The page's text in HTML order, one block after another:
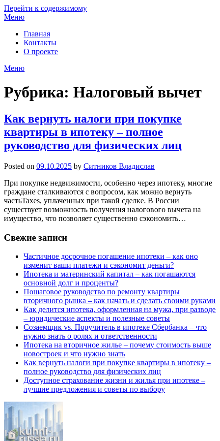
Перейти к содержимому
Меню
Главная
Контакты
О проекте
Меню
Рубрика: Налоговый вычет
Как вернуть налоги при покупке
квартиры в ипотеку – полное
руководство для физических лиц
Posted on 09.10.2025 by Ситников Владислав
При покупке недвижимости, особенно через ипотеку, многие
граждане сталкиваются с вопросом, как можно вернуть
частьTaxes, уплаченных при такой сделке. В России
существует возможность получения налогового вычета на
имущество, что позволяет существенно сэкономить…
Свежие записи
Частичное досрочное погашение ипотеки – как оно
изменит ваши платежи и сэкономит деньги?
Ипотека и материнский капитал – как погашаются
основной долг и проценты?
Пошаговое руководство по ремонту квартиры
вторичного рынка – как начать и сделать своими руками
Как делится ипотека, оформленная на мужа, при разводе
– юридические аспекты и полезные советы
Созаемщик vs. Поручитель в ипотеке Сбербанка – что
нужно знать о ролях и ответственности
Ипотека на вторичное жилье – почему стоимость выше
новостроек и что нужно знать
Как вернуть налоги при покупке квартиры в ипотеку –
полное руководство для физических лиц
Доступное страхование жизни и жилья при ипотеке –
лучшие предложения и советы по выбору